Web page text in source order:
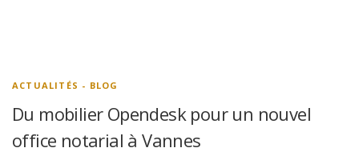
ACTUALITÉS - BLOG
Du mobilier Opendesk pour un nouvel
office notarial à Vannes